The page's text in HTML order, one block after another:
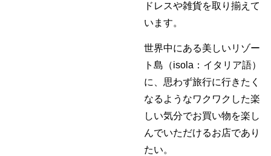
ドレスや雑貨を取り揃えて
います。
世界中にある美しいリゾー
ト島（isola：イタリア語）
に、思わず旅行に行きたく
なるようなワクワクした楽
しい気分でお買い物を楽し
んでいただけるお店であり
たい。